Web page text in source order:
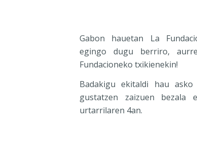
Gabon hauetan La
egingo dugu berriro,
Fundacioneko txikienekin!
Badakigu ekitaldi hau
gustatzen zaizuen bezala
urtarrilaren 4an.